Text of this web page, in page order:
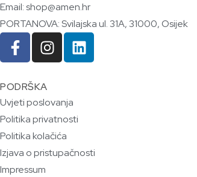
Email: shop@amen.hr
PORTANOVA: Svilajska ul. 31A, 31000, Osijek
PODRŠKA
Uvjeti poslovanja
Politika privatnosti
Politika kolačića
Izjava o pristupačnosti
Impressum